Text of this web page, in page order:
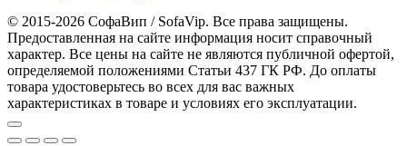
© 2015-2026 СофаВип / SofaVip. Все права защищены.
Предоставленная на сайте информация носит справочный
характер. Все цены на сайте не являются публичной офертой,
определяемой положениями Статьи 437 ГК РФ. До оплаты
товара удостоверьтесь во всех для вас важных
характеристиках в товаре и условиях его эксплуатации.